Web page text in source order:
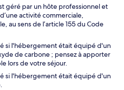
géré par un hôte professionnel et
activité commerciale,
au sens de l’article 155 du Code
si l'hébergement était équipé d'un
de carbone ; pensez à apporter
lors de votre séjour.
si l'hébergement était équipé d'un